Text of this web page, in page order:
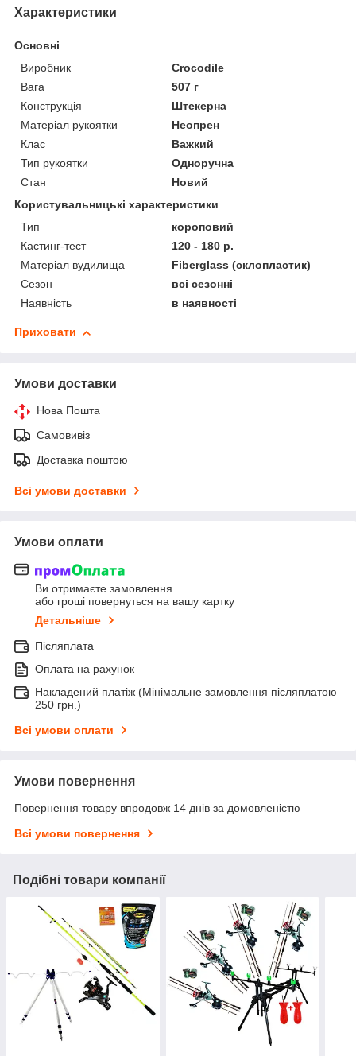
Характеристики
Основні
Виробник
Crocodile
Вага
507 г
Конструкція
Штекерна
Матеріал рукоятки
Неопрен
Клас
Важкий
Тип рукоятки
Одноручна
Стан
Новий
Користувальницькі характеристики
Тип
короповий
Кастинг-тест
120 - 180 р.
Матеріал вудилища
Fiberglass (склопластик)
Сезон
всі сезонні
Наявність
в наявності
Приховати
Умови доставки
Нова Пошта
Самовивіз
Доставка поштою
Всі умови доставки
Умови оплати
Ви отримаєте замовлення
або гроші повернуться на вашу картку
Детальніше
Післяплата
Оплата на рахунок
Накладений платіж (Мінімальне замовлення післяплатою
250 грн.)
Всі умови оплати
Умови повернення
Повернення товару впродовж 14 днів за домовленістю
Всі умови повернення
Подібні товари компанії